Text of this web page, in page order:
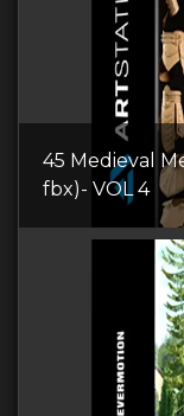
45 Medieval
fbx)- VOL 4